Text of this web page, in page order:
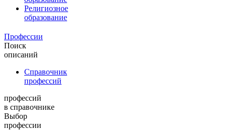
Религиозное
образование
Профессии
Поиск
описаний
Справочник
профессий
профессий
в справочнике
Выбор
профессии